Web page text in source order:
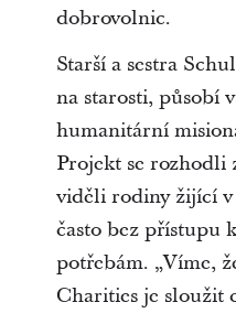
dobrovolnic.
Starší a sestra
na starosti, působí
humanitární
Projekt se rozhodli
viděli rodiny žijící
často bez přístupu
potřebám. „Víme,
Charities je sloužit